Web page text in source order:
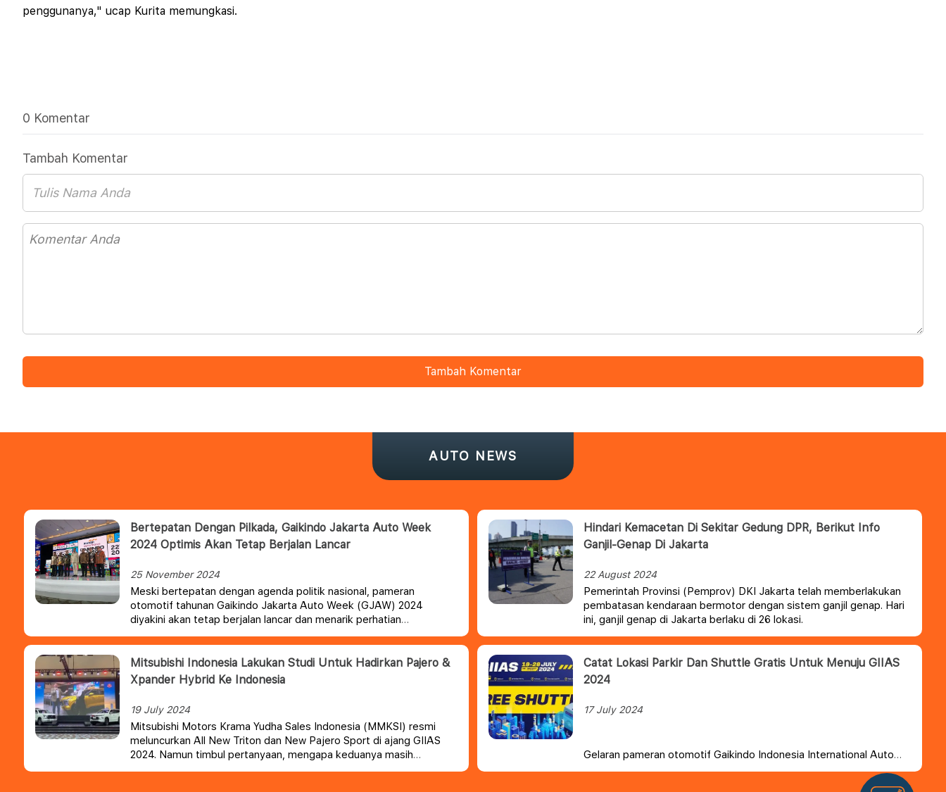
penggunanya," ucap Kurita memungkasi.
0 Komentar
Tambah Komentar
Tambah Komentar
AUTO NEWS
Bertepatan Dengan Pilkada, Gaikindo Jakarta Auto Week
2024 Optimis Akan Tetap Berjalan Lancar
25 November 2024
Meski bertepatan dengan agenda politik nasional, pameran
otomotif tahunan Gaikindo Jakarta Auto Week (GJAW) 2024
diyakini akan tetap berjalan lancar dan menarik perhatian
masyarakat serta pelaku industri otomotif.
Hindari Kemacetan Di Sekitar Gedung DPR, Berikut Info
Ganjil-Genap Di Jakarta
22 August 2024
Pemerintah Provinsi (Pemprov) DKI Jakarta telah memberlakukan
pembatasan kendaraan bermotor dengan sistem ganjil genap. Hari
ini, ganjil genap di Jakarta berlaku di 26 lokasi.
Mitsubishi Indonesia Lakukan Studi Untuk Hadirkan Pajero &
Xpander Hybrid Ke Indonesia
19 July 2024
Mitsubishi Motors Krama Yudha Sales Indonesia (MMKSI) resmi
meluncurkan All New Triton dan New Pajero Sport di ajang GIIAS
2024. Namun timbul pertanyaan, mengapa keduanya masih
memakai mesin diesel konvensional?
Catat Lokasi Parkir Dan Shuttle Gratis Untuk Menuju GIIAS
2024
17 July 2024
Gelaran pameran otomotif Gaikindo Indonesia International Auto
Show (GIIAS) 2024 akan berlangsung pada 18-28 Juli di ICE BSD
City, Tangerang. Pihak panitia pun telah menyiapkan lokasi parkir